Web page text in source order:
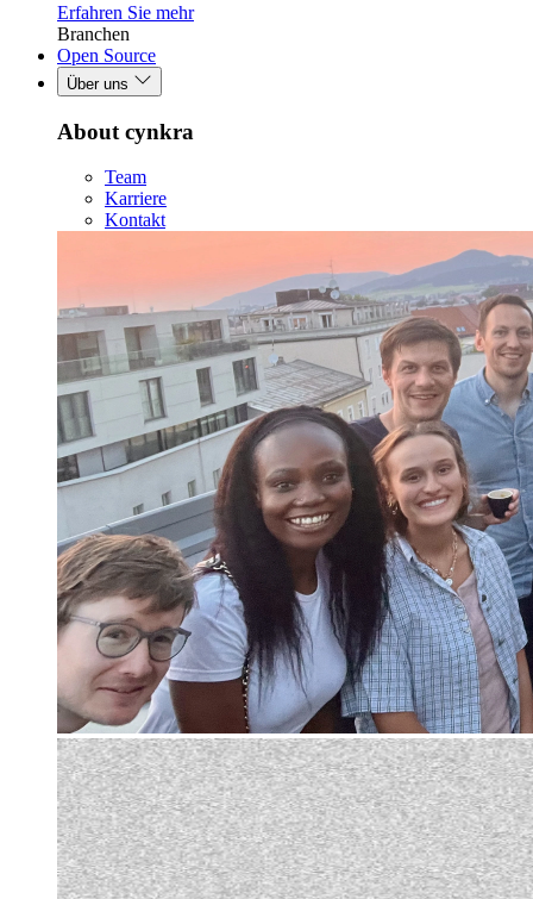
Erfahren Sie mehr
Branchen
Open Source
Über uns
About cynkra
Team
Karriere
Kontakt